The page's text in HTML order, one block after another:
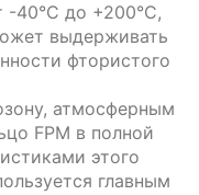
-40°C до +200°C,
выдерживать
фтористого
атмосферным
FPM в полной
этого
главным